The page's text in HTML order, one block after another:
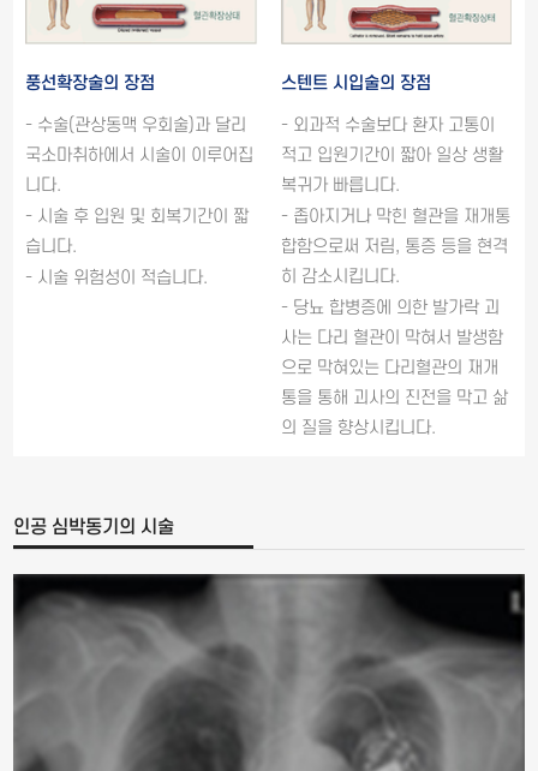
풍선확장술의 장점
- 수술(관상동맥 우회술)과 달리
국소마취하에서 시술이 이루어집
니다.
- 시술 후 입원 및 회복기간이 짧
습니다.
- 시술 위험성이 적습니다.
스텐트 시입술의 장점
- 외과적 수술보다 환자 고통이
적고 입원기간이 짧아 일상 생활
복귀가 빠릅니다.
- 좁아지거나 막힌 혈관을 재개통
합함으로써 저림, 통증 등을 현격
히 감소시킵니다.
- 당뇨 합병증에 의한 발가락 괴
사는 다리 혈관이 막혀서 발생함
으로 막혀있는 다리혈관의 재개
통을 통해 괴사의 진전을 막고 삶
의 질을 향상시킵니다.
인공 심박동기의 시술